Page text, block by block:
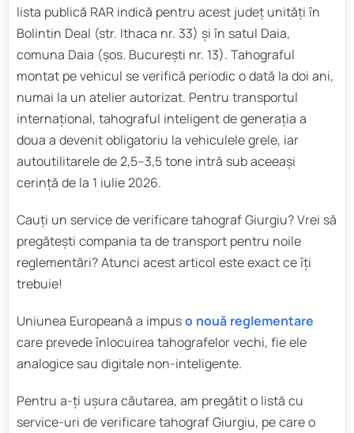
lista publică RAR indică pentru acest județ unități în
Bolintin Deal (str. Ithaca nr. 33) și în satul Daia,
comuna Daia (șos. București nr. 13). Tahograful
montat pe vehicul se verifică periodic o dată la doi ani,
numai la un atelier autorizat. Pentru transportul
internațional, tahograful inteligent de generația a
doua a devenit obligatoriu la vehiculele grele, iar
autoutilitarele de 2,5–3,5 tone intră sub aceeași
cerință de la 1 iulie 2026.
Cauți un service de verificare tahograf Giurgiu? Vrei să
pregătești compania ta de transport pentru noile
reglementări? Atunci acest articol este exact ce îți
trebuie!
Uniunea Europeană a impuso nouă reglementare
care prevede înlocuirea tahografelor vechi, fie ele
analogice sau digitale non-inteligente.
Pentru a-ți ușura căutarea, am pregătit o listă cu
service-uri de verificare tahograf Giurgiu, pe care o